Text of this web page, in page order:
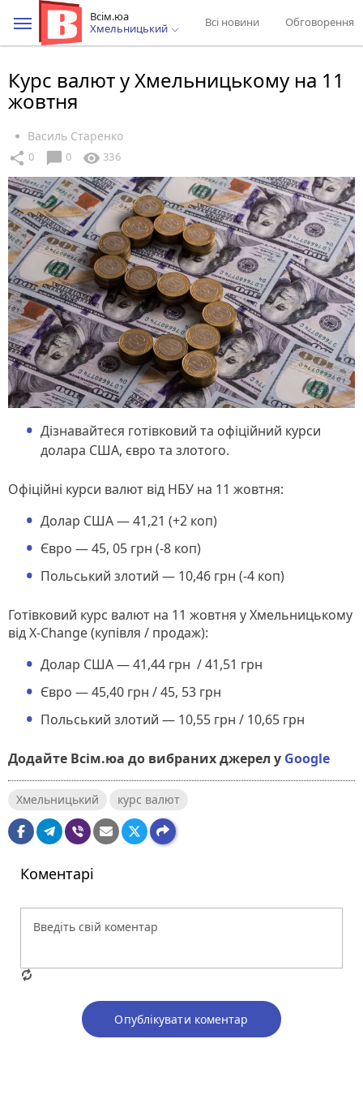
Всім.юа
Хмельницький
Всі новини Обговорення
Курс валют у Хмельницькому на 11
жовтня
Василь Старенко
share 0 chat_bubble 0 visibility 336
Дізнавайтеся готівковий та офіційний курси
долара США, євро та злотого.
Офіційні курси валют від НБУ на 11 жовтня:
Долар США — 41,21 (+2 коп)
Євро — 45, 05 грн (-8 коп)
Польський злотий — 10,46 грн (-4 коп)
Готівковий курс валют на 11 жовтня у Хмельницькому
від X-Change (купівля / продаж):
Долар США — 41,44 грн / 41,51 грн
Євро — 45,40 грн / 45, 53 грн
Польський злотий — 10,55 грн / 10,65 грн
Додайте Всім.юа до вибраних джерел у Google
Хмельницький курс валют
Коментарі
Опублікувати коментар